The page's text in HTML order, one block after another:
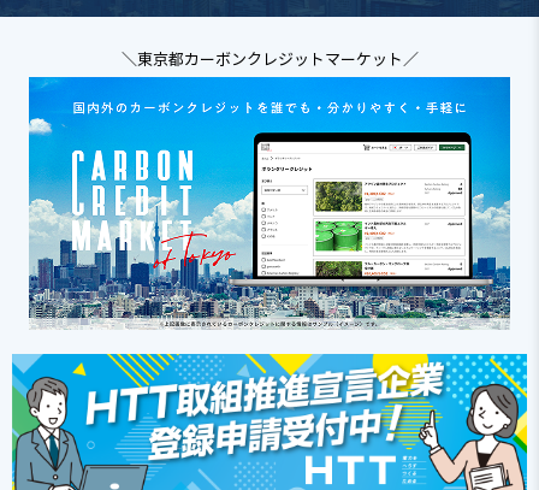
＼東京都カーボンクレジットマーケット／